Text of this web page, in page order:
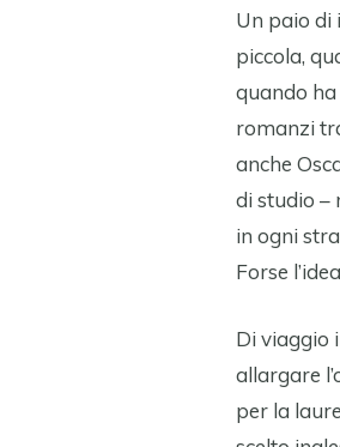
Un paio di
piccola,
quando
romanzi
anche
di studio –
in ogni
Forse
Di viaggio
allargare
per la